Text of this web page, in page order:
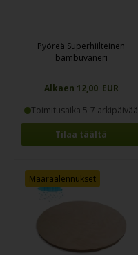
Pyöreä Superhiilteinen
bambuvaneri
Alkaen 12,00 EUR
Toimitusaika 5-7 arkipäivää
Tilaa täältä
Määräalennukset